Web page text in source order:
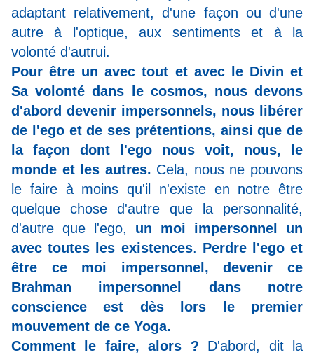
adaptant relativement, d'une façon ou d'une
autre à l'optique, aux sentiments et à la
volonté d'autrui.
Pour être un avec tout et avec le Divin et
Sa volonté dans le cosmos, nous devons
d'abord devenir impersonnels, nous libérer
de l'ego et de ses prétentions, ainsi que de
la façon dont l'ego nous voit, nous, le
monde et les autres. Cela, nous ne pouvons
le faire à moins qu'il n'existe en notre être
quelque chose d'autre que la personnalité,
d'autre que l'ego, un moi impersonnel un
avec toutes les existences. Perdre l'ego et
être ce moi impersonnel, devenir ce
Brahman impersonnel dans notre
conscience est dès lors le premier
mouvement de ce Yoga.
Comment le faire, alors ? D'abord, dit la